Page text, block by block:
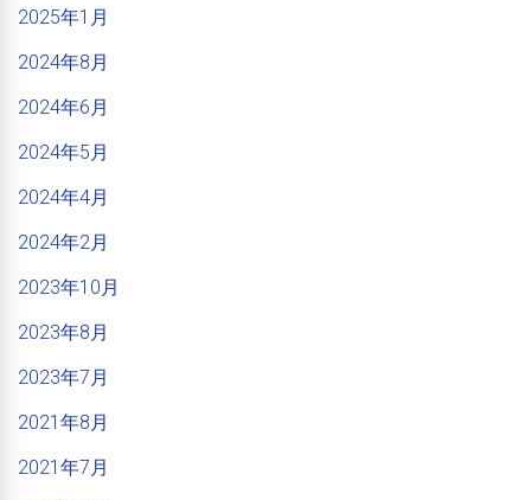
2025年1月
2024年8月
2024年6月
2024年5月
2024年4月
2024年2月
2023年10月
2023年8月
2023年7月
2021年8月
2021年7月